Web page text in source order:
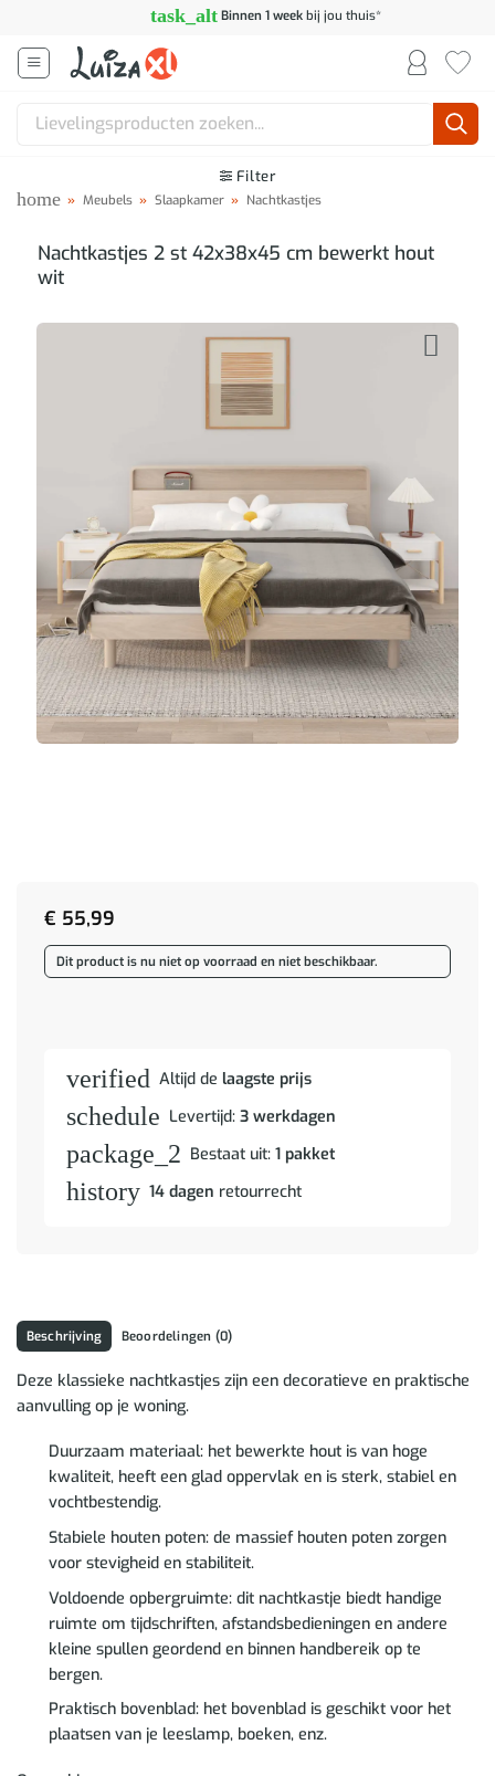
inhoud
task_alt Binnen 1 weekbij jou thuis*
Zoeken
Filter
home » Meubels » Slaapkamer » Nachtkastjes
Nachtkastjes 2 st 42x38x45 cm bewerkt hout
wit
€ 55,99
Dit product is nu niet op voorraad en niet beschikbaar.
verified Altijd de laagste prijs
schedule Levertijd: 3 werkdagen
package_2 Bestaat uit: 1 pakket
history 14 dagen retourrecht
Beschrijving Beoordelingen (0)
Deze klassieke nachtkastjes zijn een decoratieve en praktische
aanvulling op je woning.
Duurzaam materiaal: het bewerkte hout is van hoge
kwaliteit, heeft een glad oppervlak en is sterk, stabiel en
vochtbestendig.
Stabiele houten poten: de massief houten poten zorgen
voor stevigheid en stabiliteit.
Voldoende opbergruimte: dit nachtkastje biedt handige
ruimte om tijdschriften, afstandsbedieningen en andere
kleine spullen geordend en binnen handbereik op te
bergen.
Praktisch bovenblad: het bovenblad is geschikt voor het
plaatsen van je leeslamp, boeken, enz.